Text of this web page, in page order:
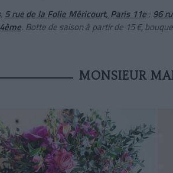
, 5 rue de la Folie Méricourt, Paris 11e; 96
. Botte de saison à partir de 15 €,
MONSIEUR